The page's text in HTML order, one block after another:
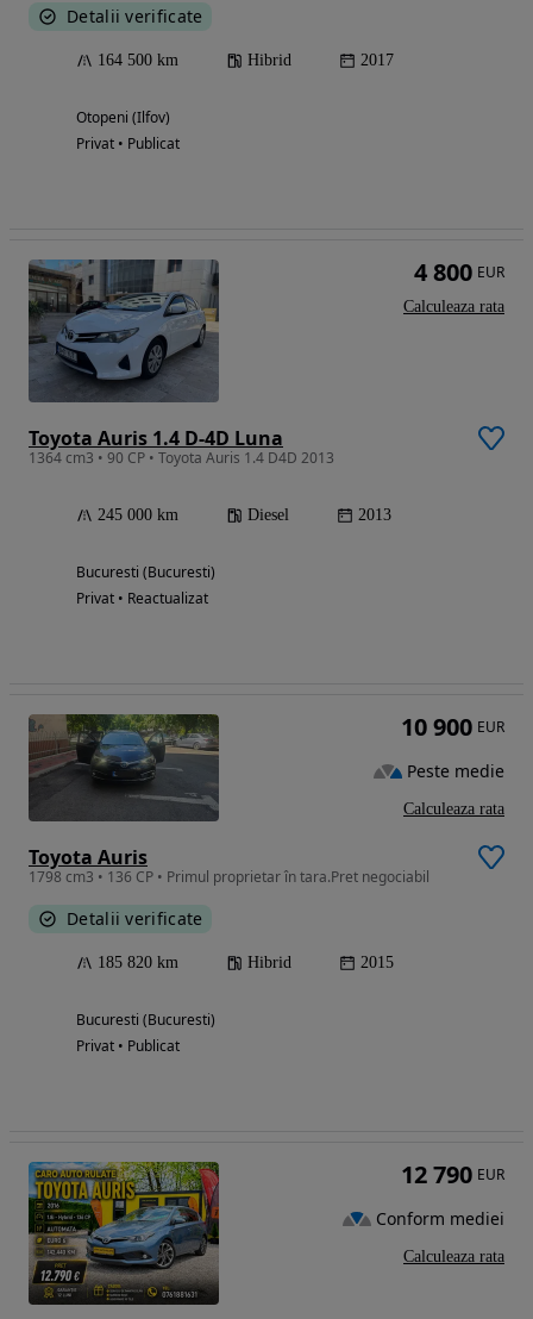
Detalii verificate
164 500 km Hibrid 2017
Otopeni (Ilfov)
Privat • Publicat
Toyota Auris 1.4 D-4D Luna
1364 cm3 • 90 CP • Toyota Auris 1.4 D4D 2013
245 000 km Diesel 2013
Bucuresti (Bucuresti)
Privat • Reactualizat
4 800 EUR
Calculeaza rata
Toyota Auris
1798 cm3 • 136 CP • Primul proprietar în tara.Pret negociabil
Detalii verificate
185 820 km Hibrid 2015
Bucuresti (Bucuresti)
Privat • Publicat
10 900 EUR
Peste medie
Calculeaza rata
12 790 EUR
Conform mediei
Calculeaza rata